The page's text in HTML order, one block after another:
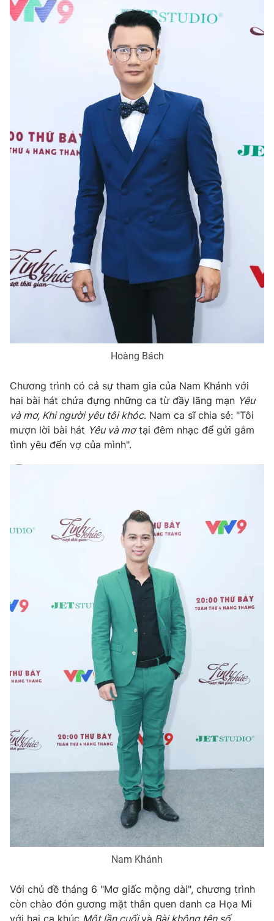
Thị trường
Lịch phát sóng
Podcast
Infographic
Video Shorts video
VTV Thể thao
VTV Sức khoẻ Bất động sản
Thị trường 24h Tấm lòng Việt
Vươn mình bằng AI
VTV8
THỜI BÁO VTV
Cơ quan chủ quản:Đài Truyền hình Việt Nam
Cơ quan báo chí:Thời báo VTV
Giấy phép hoạt động báo in và báo điện tử số 483/GP-BTTTT
Vũ Thanh Thủy
Phó Tổng Biên tập:Nguyễn Thị Mỹ Hạnh, Phạm Quốc Thắng,
024.38 355 931 - 024.38 355 932
Ðiện thoại Thời báo VTV:024.66 897 897
Email:toasoan@vtv.vn
024-7300.7108
® Cấm sao chép dưới mọi hình thức nếu không có sự chấp
thông tin từ website này.
Hoàng Bách
Chương trình có cả sự tham gia của Nam Khánh với
hai bài hát chứa đựng những ca từ đầy lãng mạn Yêu
và mơ, Khi người yêu tôi khóc. Nam ca sĩ chia sẻ: "Tôi
mượn lời bài hát Yêu và mơtại đêm nhạc để gửi gắm
tình yêu đến vợ của mình".
Nam Khánh
Với chủ đề tháng 6 "Mơ giấc mộng dài", chương trình
còn chào đón gương mặt thân quen danh ca Họa Mi
với hai ca khúc Một lần cuốivà Bài không tên số